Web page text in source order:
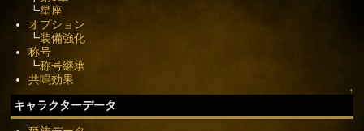
┗星座
オプション
┗装備強化
称号
┗称号継承
共鳴効果
↑
キャラクターデータ